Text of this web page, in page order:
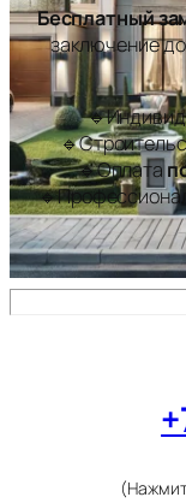
Бесплатный
заключение
🔹Оплата